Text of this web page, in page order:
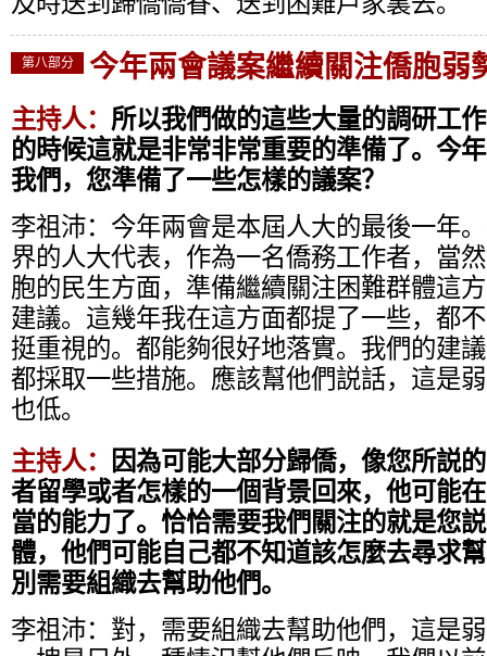
第八部分 今年兩會議案繼續關注僑胞弱
主持人： 所以我們做的這些大量的調研工
的時候這就是非常非常重要的準備了。今
我們，您準備了一些怎樣的議案？
李祖沛： 今年兩會是本屆人大的最後一年
界的人大代表，作為一名僑務工作者，當
胞的民生方面，準備繼續關注困難群體這
建議。這幾年我在這方面都提了一些，都
挺重視的。都能夠很好地落實。我們的建
都採取一些措施。應該幫他們説話，這是
也低。
主持人：
因為可能大部分歸僑，像您所説
者留學或者怎樣的一個背景回來，他可能
當的能力了。恰恰需要我們關注的就是您
體，他們可能自己都不知道該怎麼去尋求
別需要組織去幫助他們。
李祖沛： 對，需要組織去幫助他們，這是